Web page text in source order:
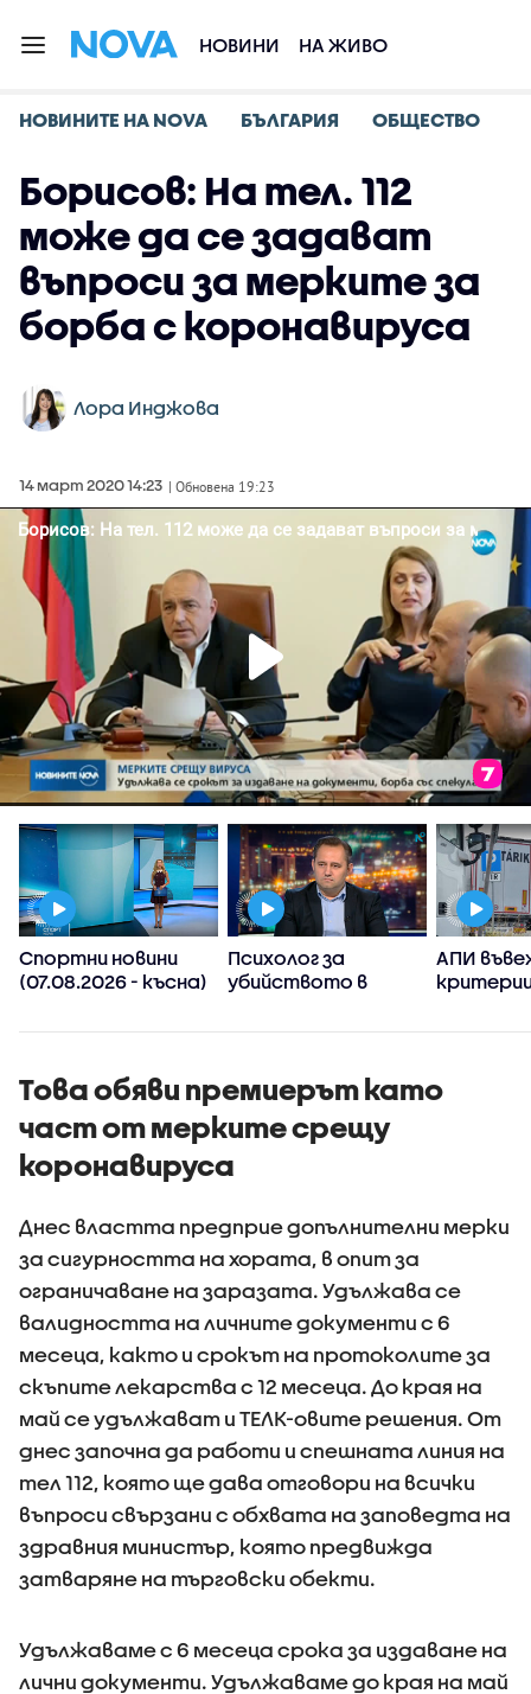
НОВИНИ НА ЖИВО
НОВИНИТЕ НА NOVA БЪЛГАРИЯ ОБЩЕСТВО
Борисов: На тел. 112
може да се задават
въпроси за мерките за
борба с коронавируса
Лора Инджова
14 март 2020 14:23 | Обновена 19:23
Спортни новини
(07.08.2026 - късна)
Психолог за
убийството в
Възрастните
примерите за
агресивно
поведение
АПИ
Това обяви премиерът като
част от мерките срещу
коронавируса
Днес властта предприе допълнителни мерки
за сигурността на хората, в опит за
ограничаване на заразата. Удължава се
валидността на личните документи с 6
месеца, както и срокът на протоколите за
скъпите лекарства с 12 месеца. До края на
май се удължават и ТЕЛК-овите решения. От
днес започна да работи и спешната линия на
тел 112, която ще дава отговори на всички
въпроси свързани с обхвата на заповедта на
здравния министър, която предвижда
затваряне на търговски обекти.
Удължаваме с 6 месеца срока за издаване на
лични документи. Удължаваме до края на май